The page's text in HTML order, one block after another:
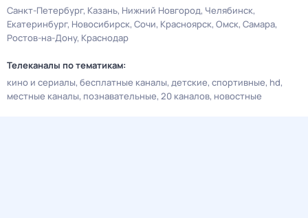
Санкт-Петербург Казань Нижний Новгород Челябинск
Екатеринбург Новосибирск Сочи Красноярск Омск Самара
Ростов-на-Дону Краснодар
Телеканалы по тематикам:
кино и сериалы бесплатные каналы детские спортивные hd
местные каналы познавательные 20 каналов новостные